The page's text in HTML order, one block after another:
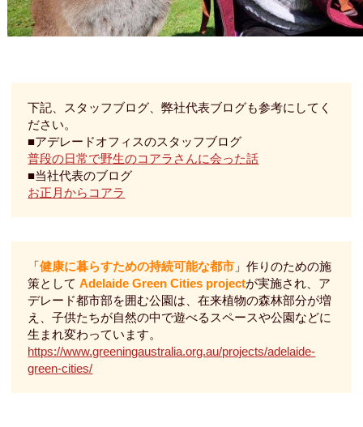
下記、スタッフブログ、弊社代表ブログも参考にしてく
ださい。
■アデレードオフィスのスタッフブログ
普段の日常で野生のコアラさんに会った話
■当社代表のブログ
お正月からコアラ
「健康に暮らすための持続可能な都市 」作りのための施
策としてAdelaide Green Cities projectが実施され、ア
デレード都市部を囲む公園は、在来植物の森林部分が増
え、子供たちが自然の中で遊べるスペースや公園などに
生まれ変わっています。
https://www.greeningaustralia.org.au/projects/adelaide-
green-cities/